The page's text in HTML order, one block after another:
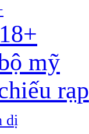
mỹ
rạp
dị